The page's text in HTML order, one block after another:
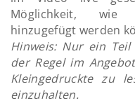
Möglichkeit, wie
hinzugefügt werden
Hinweis: Nur ein
der Regel im
Kleingedruckte zu
einzuhalten.